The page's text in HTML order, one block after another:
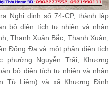
Nghị định số 74-CP, thành lập
bộ diện tích tự nhiên và nhân
Thanh Xuân Bắc, Thanh Xuân,
Đống Đa và một phần diện tích
Nguyễn Trãi, Khương
bộ diện tích tự nhiên và nhân
Từ Liêm) và xã Khương Đình